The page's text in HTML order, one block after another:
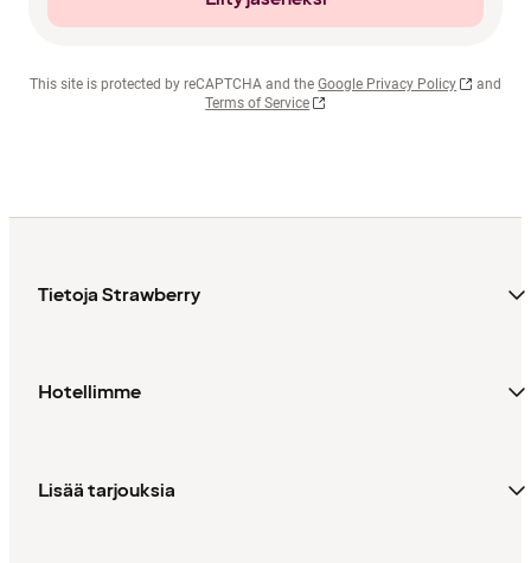
This site is protected by reCAPTCHA and the Google Privacy Policy
and
Terms of Service
Tietoja Strawberry
Hotellimme
Lisää tarjouksia